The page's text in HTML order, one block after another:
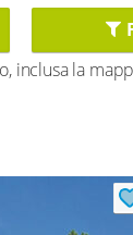
inclusa la